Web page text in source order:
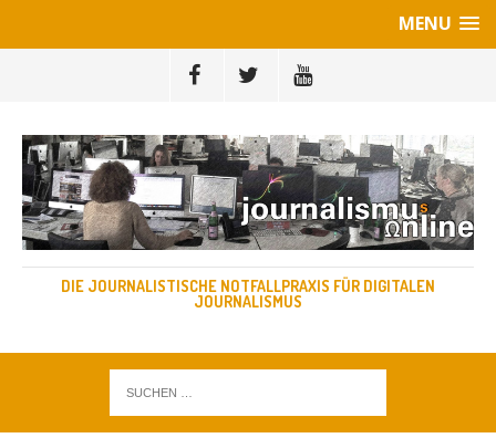
MENU
DIE JOURNALISTISCHE NOTFALLPRAXIS FÜR DIGITALEN
JOURNALISMUS